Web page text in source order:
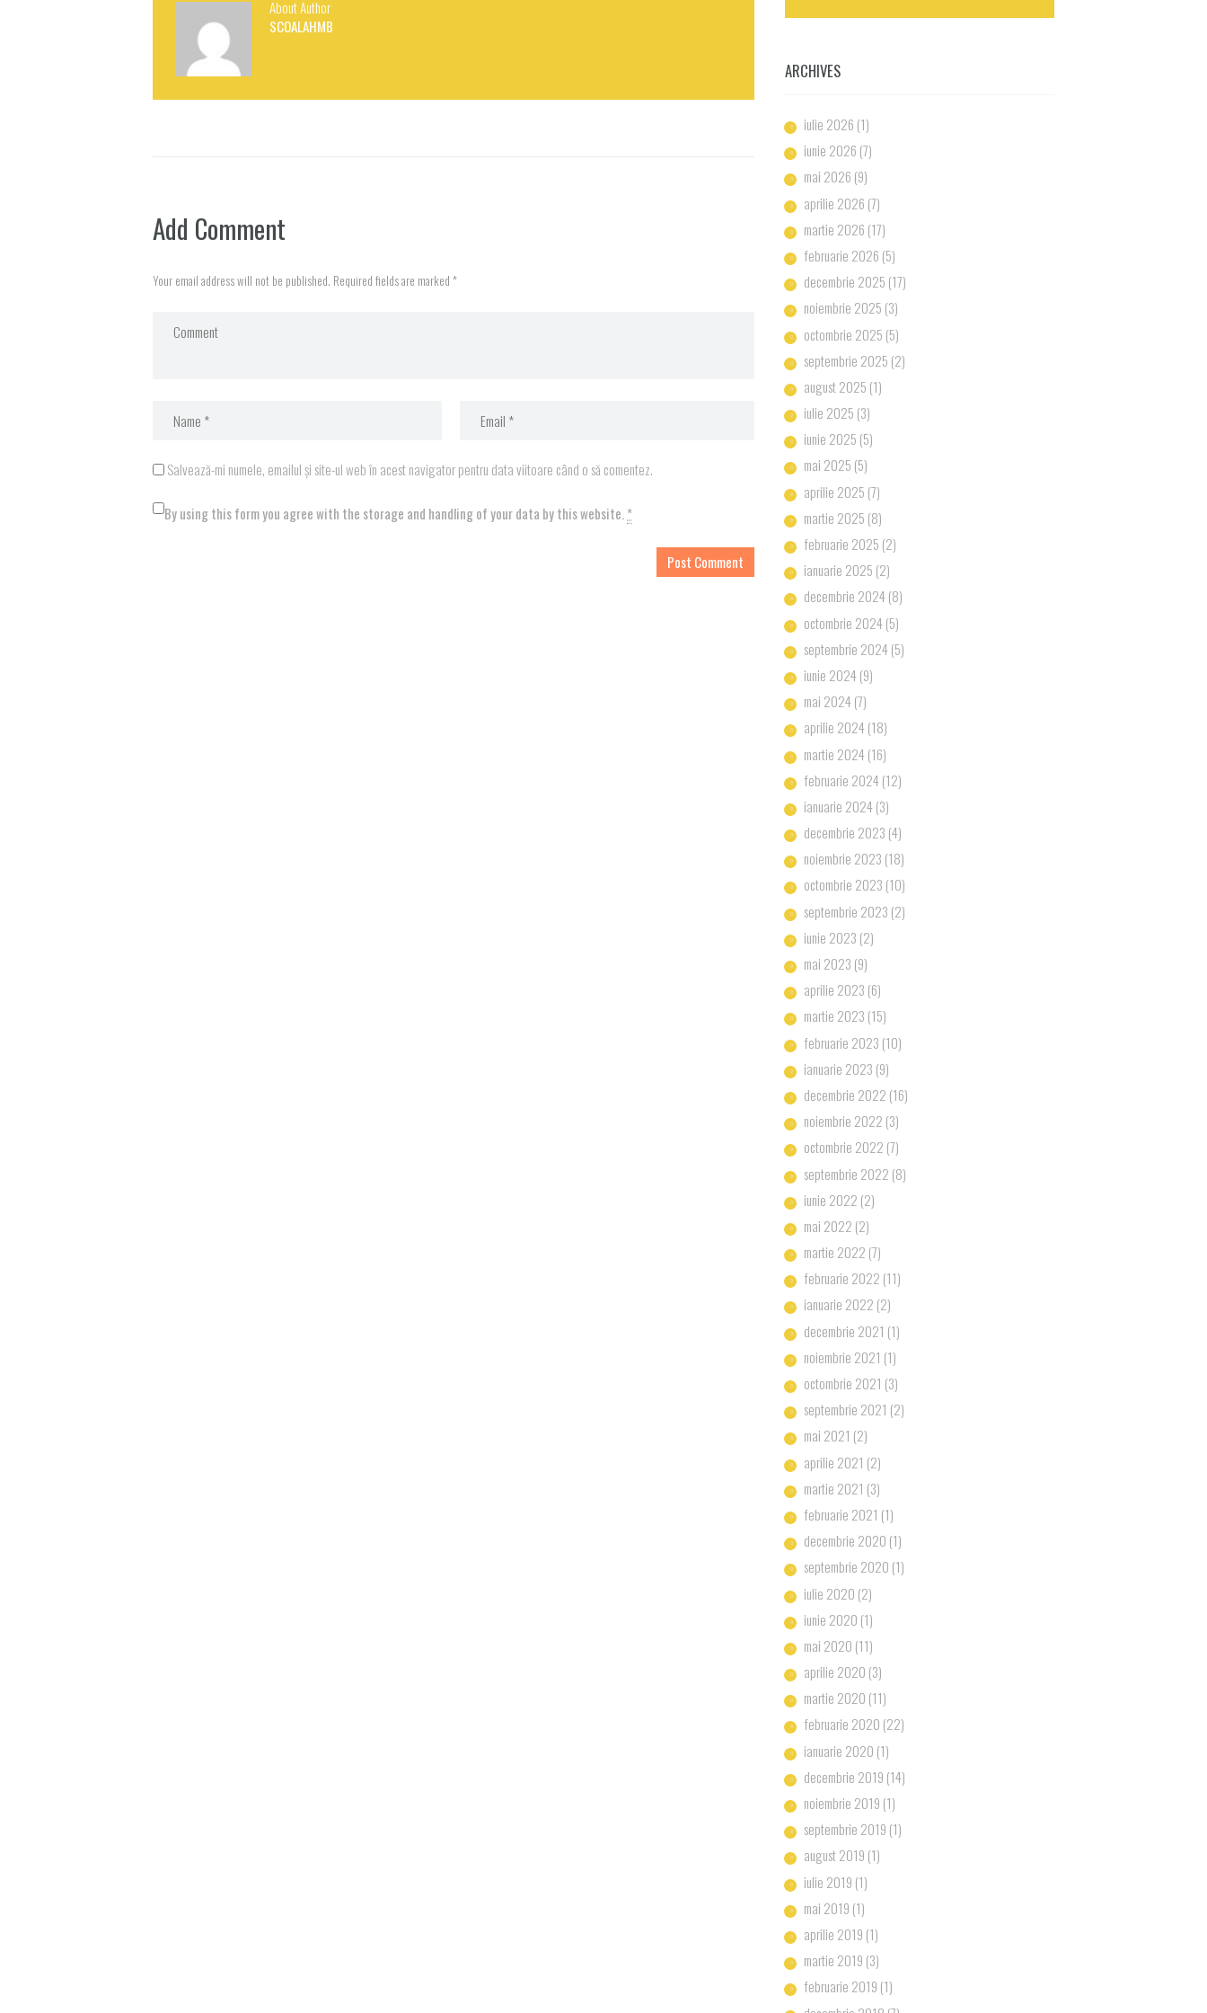
About Author
SCOALAHMB
Add Comment
Your email address will not be published. Required fields are marked *
Salvează-mi numele, emailul și site-ul web în acest navigator pentru data viitoare când o să comentez.
By using this form you agree with the storage and handling of your data by this website. *
ARCHIVES
iulie 2026 (1)
iunie 2026 (7)
mai 2026 (9)
aprilie 2026 (7)
martie 2026 (17)
februarie 2026 (5)
decembrie 2025 (17)
noiembrie 2025 (3)
octombrie 2025 (5)
septembrie 2025 (2)
august 2025 (1)
iulie 2025 (3)
iunie 2025 (5)
mai 2025 (5)
aprilie 2025 (7)
martie 2025 (8)
februarie 2025 (2)
ianuarie 2025 (2)
decembrie 2024(8)
octombrie 2024(5)
septembrie 2024(5)
iunie 2024(9)
mai 2024(7)
aprilie 2024(18)
martie 2024(16)
februarie 2024(12)
ianuarie 2024(3)
decembrie 2023 (4)
noiembrie 2023 (18)
octombrie 2023 (10)
septembrie 2023 (2)
iunie 2023 (2)
mai 2023 (9)
aprilie 2023 (6)
martie 2023 (15)
februarie 2023 (10)
ianuarie 2023 (9)
decembrie 2022 (16)
noiembrie 2022 (3)
octombrie 2022 (7)
septembrie 2022 (8)
iunie 2022 (2)
mai 2022 (2)
martie 2022 (7)
februarie 2022 (11)
ianuarie 2022 (2)
decembrie 2021 (1)
noiembrie 2021 (1)
octombrie 2021 (3)
septembrie 2021 (2)
mai 2021 (2)
aprilie 2021 (2)
martie 2021 (3)
februarie 2021 (1)
decembrie 2020 (1)
septembrie 2020 (1)
iulie 2020 (2)
iunie 2020 (1)
mai 2020 (11)
aprilie 2020 (3)
martie 2020 (11)
februarie 2020 (22)
ianuarie 2020 (1)
decembrie 2019 (14)
noiembrie 2019 (1)
septembrie 2019 (1)
august 2019 (1)
iulie 2019 (1)
mai 2019 (1)
aprilie 2019 (1)
martie 2019 (3)
februarie 2019 (1)